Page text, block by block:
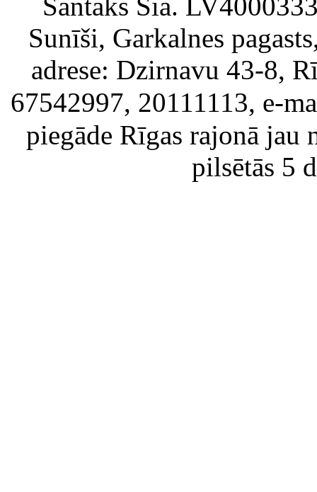
Sunīši, Garkalnes
adrese: Dzirnavu 43-8,
67542997, 20111113, e-
piegāde Rīgas rajonā jau
pilsētās 5